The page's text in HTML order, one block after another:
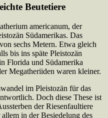
Beutetiere
americanum, der
Südamerikas. Das
sechs Metern. Etwa gleich
bis ins späte Pleistozän
Florida und Südamerika
Megatheriiden waren kleiner.
im Pleistozän für das
Doch diese These ist
der Riesenfaultiere
in der Besiedelung des